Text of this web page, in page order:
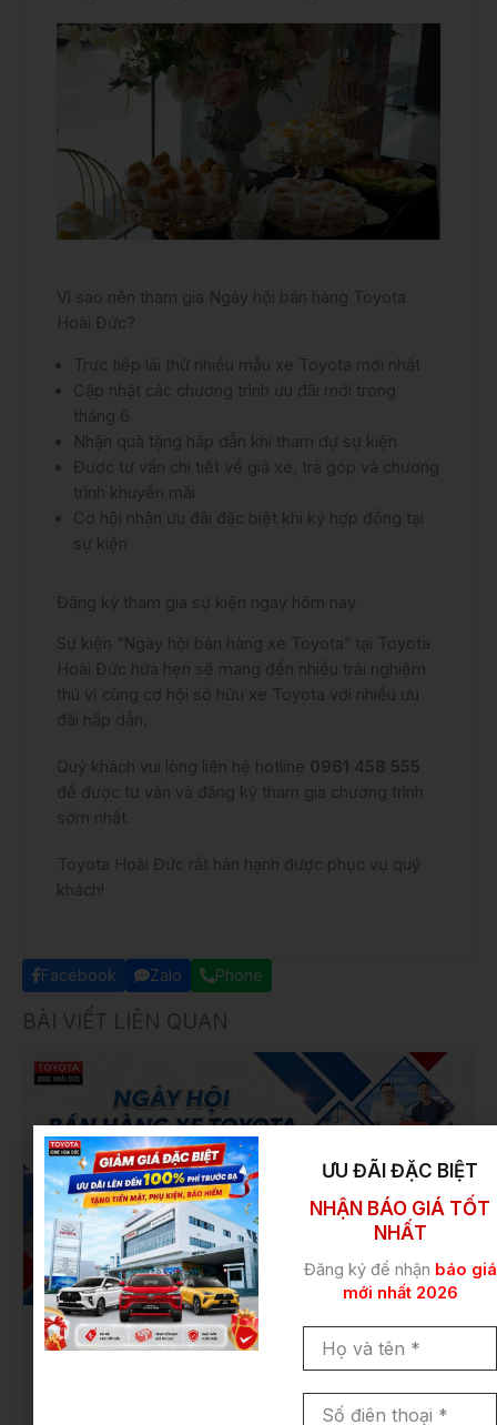
Vì sao nên tham gia Ngày hội bán hàng Toyota
Hoài Đức?
Trực tiếp lái thử nhiều mẫu xe Toyota mới nhất
Cập nhật các chương trình ưu đãi mới trong
tháng 6
Nhận quà tặng hấp dẫn khi tham dự sự kiện
Được tư vấn chi tiết về giá xe, trả góp và chương
trình khuyến mãi
Cơ hội nhận ưu đãi đặc biệt khi ký hợp đồng tại
sự kiện
Đăng ký tham gia sự kiện ngay hôm nay
Sự kiện “Ngày hội bán hàng xe Toyota” tại Toyota
Hoài Đức hứa hẹn sẽ mang đến nhiều trải nghiệm
thú vị cùng cơ hội sở hữu xe Toyota với nhiều ưu
đãi hấp dẫn.
Quý khách vui lòng liên hệ hotline 0961 458 555
để được tư vấn và đăng ký tham gia chương trình
sớm nhất.
Toyota Hoài Đức rất hân hạnh được phục vụ quý
khách!
Facebook Zalo Phone
BÀI VIẾT LIÊN QUAN
NGÀY HỘI BÁN HÀNG XE TOYOTA THÁNG
Ring ngay ưu đãi đặc biệt khi mua xe Toyota mới nhất
ƯU ĐÃI ĐẶC BIỆT
NHẬN BÁO GIÁ TỐT
NHẤT
Đăng ký để nhận báo giá
mới nhất 2026